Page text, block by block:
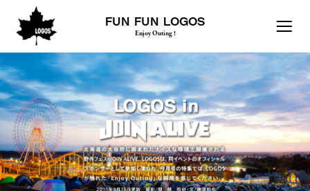
FUN FUN LOGOS
Enjoy Outing !